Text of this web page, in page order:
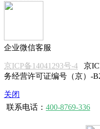
企业微信客服
京ICP备14041293号-4 京
务经营许可证编号（京）-
关闭
联系电话： 400-8769-336